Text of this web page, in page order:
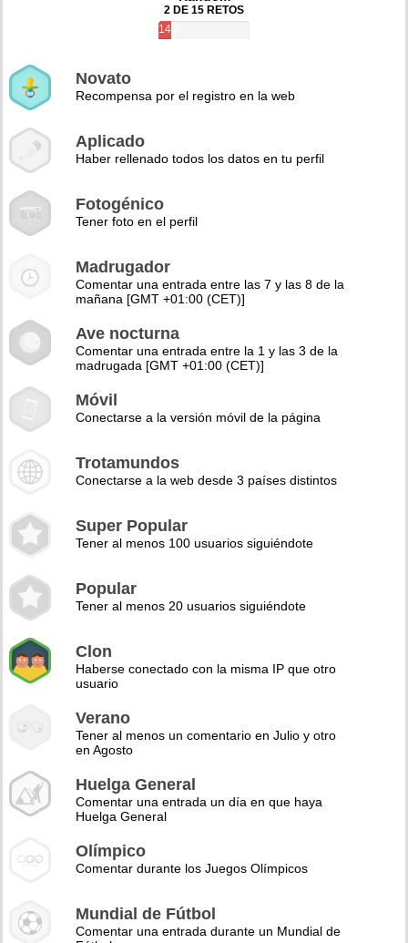
2 DE 15 RETOS
14%
Novato
Recompensa por el registro en la web
Aplicado
Haber rellenado todos los datos en tu perfil
Fotogénico
Tener foto en el perfil
Madrugador
Comentar una entrada entre las 7 y las 8 de la
mañana [GMT +01:00 (CET)]
Ave nocturna
Comentar una entrada entre la 1 y las 3 de la
madrugada [GMT +01:00 (CET)]
Móvil
Conectarse a la versión móvil de la página
Trotamundos
Conectarse a la web desde 3 países distintos
Super Popular
Tener al menos 100 usuarios siguiéndote
Popular
Tener al menos 20 usuarios siguiéndote
Clon
Haberse conectado con la misma IP que otro
usuario
Verano
Tener al menos un comentario en Julio y otro
en Agosto
Huelga General
Comentar una entrada un día en que haya
Huelga General
Olímpico
Comentar durante los Juegos Olímpicos
Mundial de Fútbol
Comentar una entrada durante un Mundial de